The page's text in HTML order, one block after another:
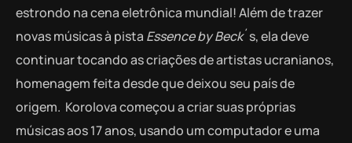
estrondo na cena eletrônica mundial! Além de trazer
novas músicas à pista Essence by Beck´s, ela deve
continuar tocando as criações de artistas ucranianos,
homenagem feita desde que deixou seu país de
origem. Korolova começou a criar suas próprias
músicas aos 17 anos, usando um computador e uma